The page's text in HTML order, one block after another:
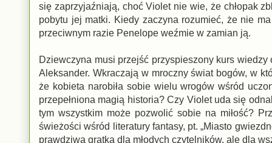
się zaprzyjaźniają, choć Violet nie wie, że chłopak
pobytu jej matki. Kiedy zaczyna rozumieć, że nie
przeciwnym razie Penelope weźmie w zamian ją.
Dziewczyna musi przejść przyspieszony kurs
Aleksander. Wkraczają w mroczny świat bogów, w
że kobieta narobiła sobie wielu wrogów wśród
przepełniona magią historia? Czy Violet uda się
tym wszystkim może pozwolić sobie na miłość?
świeżości wśród literatury fantasy, pt. „Miasto
prawdziwa gratka dla młodych czytelników, ale dla